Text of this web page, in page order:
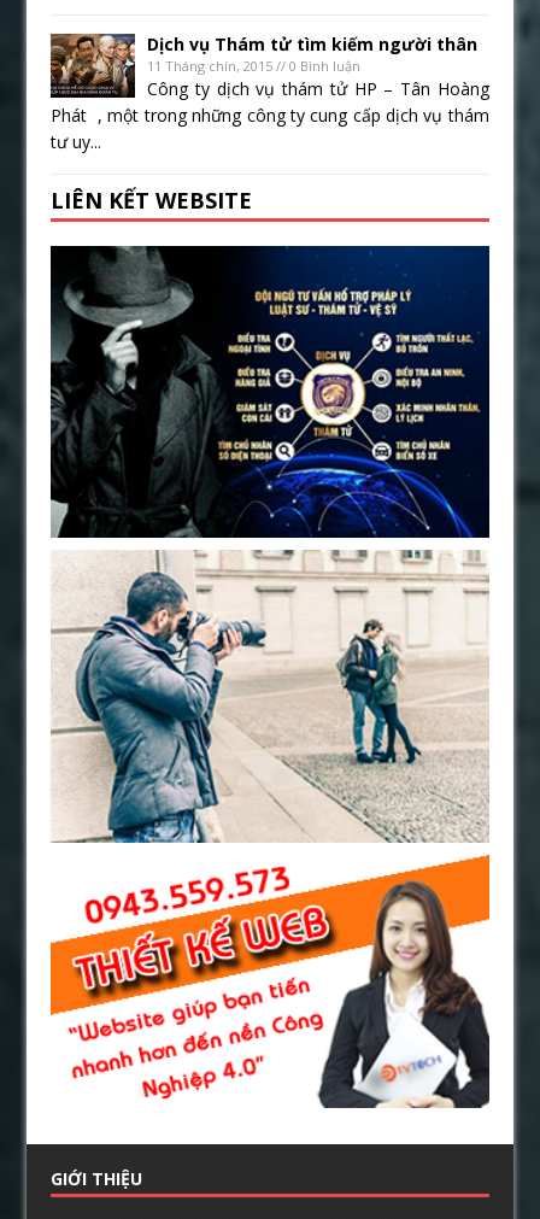
Dịch vụ Thám tử tìm kiếm người thân
11 Tháng chín, 2015 // 0 Bình luận
Công ty dịch vụ thám tử HP – Tân Hoàng
Phát , một trong những công ty cung cấp dịch vụ thám
tư uy...
LIÊN KẾT WEBSITE
GIỚI THIỆU